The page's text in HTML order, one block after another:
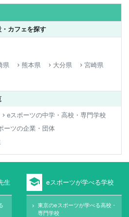
カフェを探す
県 keyboard_arrow_right 熊本県 keyboard_arrow_right 大分県 keyboard_arrow_right 宮崎県
keyboard_arrow_right eスポーツの中学・高校・専門学校
ーツの企業・団体
生 school eスポーツが学べる学校
keyboard_arrow_right
東京のeスポーツが学べる高校・
専門学校